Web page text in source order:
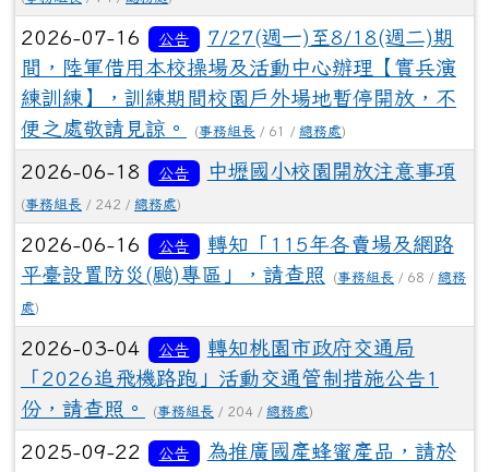
2026-07-16 公告
7/27(週一)至8/18(週二)期
間，陸軍借用本校操場及活動中心辦理【實兵演
練訓練】，訓練期間校園戶外場地暫停開放，不
便之處敬請見諒。
(事務組長 / 61 / 總務處)
2026-06-18 公告 中壢國小校園開放注意事項
(事務組長 / 242 / 總務處)
2026-06-16 公告
轉知「115年各賣場及網路
平臺設置防災(颱)專區」，請查照
(事務組長 / 68 / 總務
處)
2026-03-04 公告
轉知桃園市政府交通局
「2026追飛機路跑」活動交通管制措施公告1
份，請查照。
(事務組長 / 204 / 總務處)
2025-09-22 公告
為推廣國產蜂蜜產品，請於